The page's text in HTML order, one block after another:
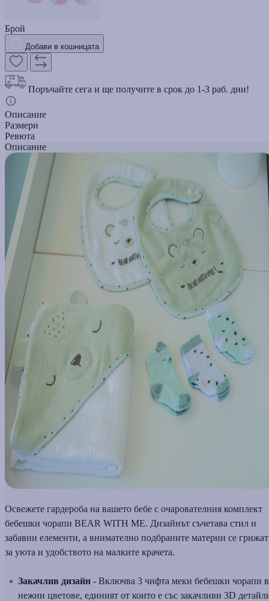
Брой
Добави в кошницата
Поръчайте сега и ще получите в срок до 1-3 раб. дни!
Описание
Размери
Ревюта
Описание
Освежете гардероба на вашето бебе с очарователния комплект
бебешки чорапи BEAR WITH ME. Дизайнът съчетава стил и
забавни елементи, а внимателно подбраните материи се грижат
за уюта и удобството на малките крачета.
Закачлив дизайн - Включва 3 чифта меки бебешки чорапи в
нежни цветове, единият от които е със закачливи 3D